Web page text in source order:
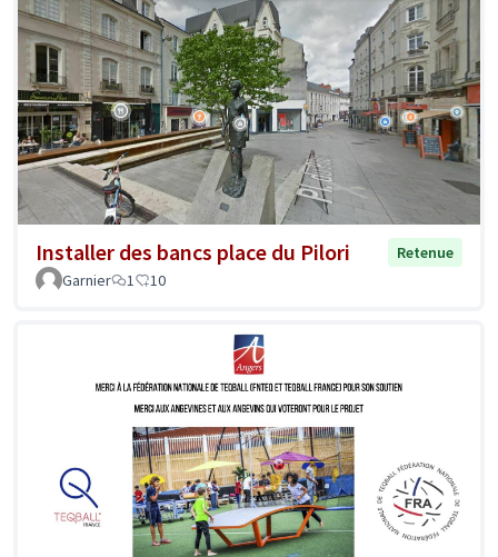
Installer des bancs place du Pilori
Retenue
Garnier
1 10